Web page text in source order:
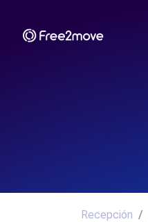
Recepción